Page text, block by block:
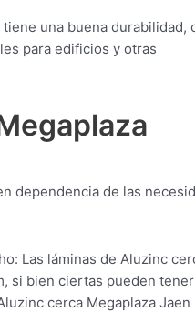
una buena durabilidad,
para edificios y otras
dependencia de las
Las láminas de Aluzinc
si bien ciertas pueden tener
cerca Megaplaza Jaen